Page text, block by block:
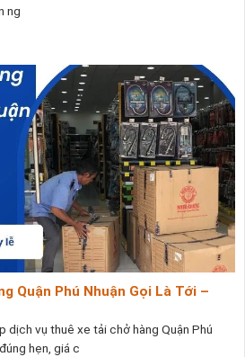
ng
Quận Phú Nhuận Gọi Là Tới –
dịch vụ thuê xe tải chở hàng Quận Phú
hẹn, giá c